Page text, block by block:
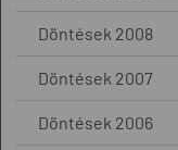
Döntések 2008
Döntések 2007
Döntések 2006